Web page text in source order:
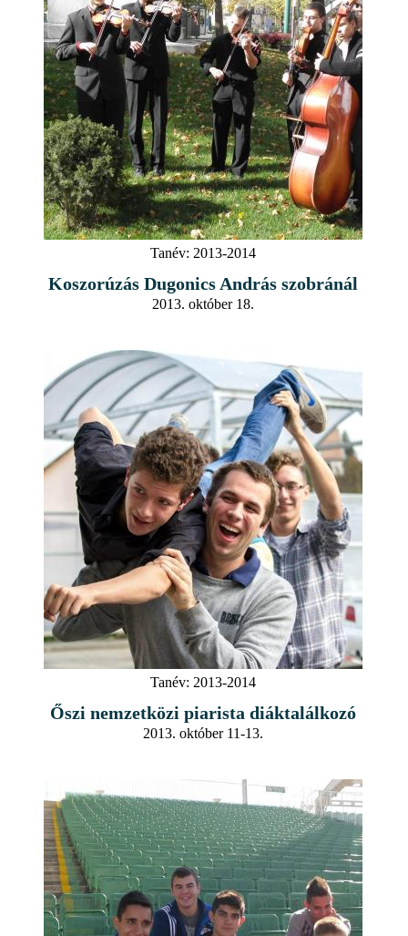
Tanév: 2013-2014
Koszorúzás Dugonics András szobránál
2013. október 18.
Tanév: 2013-2014
Őszi nemzetközi piarista diáktalálkozó
2013. október 11-13.